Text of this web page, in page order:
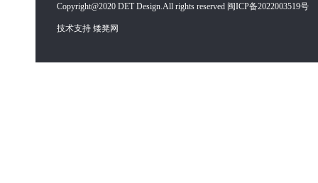
Copyright@2020 DET Design.All rights reserved 闽ICP备2022003519号
技术支持 矮凳网